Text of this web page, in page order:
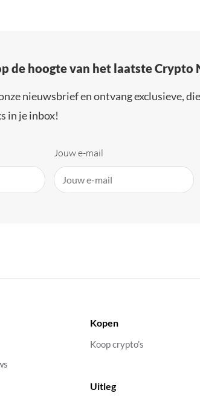
de hoogte van het laatste Crypto
nieuwsbrief en ontvang exclusieve,
in je inbox!
Jouw e-mail
Kopen
Koop crypto’s
Uitleg